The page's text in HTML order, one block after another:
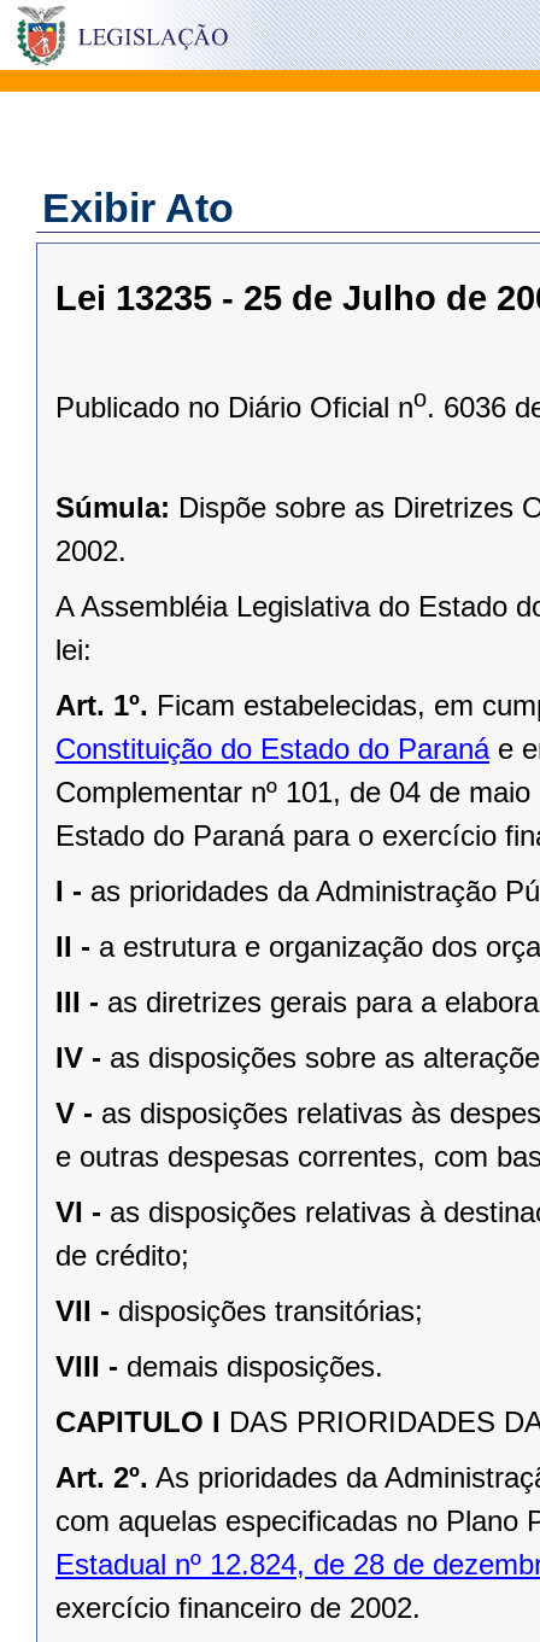
Exibir Ato
Lei 13235 - 25 de Julho de
Publicado no Diário Oficial no. 6036
Súmula: Dispõe sobre as Diretrizes
2002.
A Assembléia Legislativa do Estado
lei:
Art. 1º. Ficam estabelecidas, em
Constituição do Estado do Paranáe
Complementar nº 101, de 04 de maio
Estado do Paraná para o exercício
I - as prioridades da Administração
II - a estrutura e organização dos
III - as diretrizes gerais para a
IV - as disposições sobre as
V - as disposições relativas às
e outras despesas correntes, com
VI - as disposições relativas à
de crédito;
VII - disposições transitórias;
VIII - demais disposições.
CAPITULO I DAS PRIORIDADES
Art. 2º. As prioridades da
com aquelas especificadas no Plano
Estadual nº 12.824, de 28 de
exercício financeiro de 2002.